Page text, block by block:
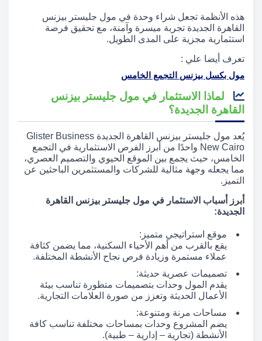
هذه الأنظمة تجعل شراء وحدة في مول جليستر بيزنس
القاهرة الجديدة تجربة ميسرة وآمنة، مع تحقيق فرصة
استثمارية مجزية على المدى الطويل.
تعرف أيضا علي :
مول بكسل بيزنس التجمع الخامس
لماذا الاستثمار في مول جليستر بيزنس
القاهرة الجديدة؟
يُعد مول جليستر بيزنس القاهرة الجديدة Glister Business
New Cairo واحدًا من أبرز الفرص الاستثمارية في التجمع
الخامس، حيث يجمع بين الموقع الحيوي والتصميم العصري،
مما يجعله وجهة مثالية للشركات والمستثمرين الباحثين عن
التميز.
أبرز أسباب الاستثمار في مول جليستر بيزنس القاهرة
الجديدة:
موقع استراتيجي متميز:
يقع بالقرب من أهم الأحياء السكنية، مما يضمن كثافة
عملاء مستمرة وزيادة فرص نجاح الأنشطة المختلفة.
تصميمات عصرية حديثة:
يقدم المول وحدات بتصميمات متطورة تناسب بيئة
الأعمال الحديثة وتعزز من صورة العلامات التجارية.
مساحات مرنة ومتنوعة:
يضم المشروع وحدات بمساحات مختلفة تناسب كافة
الأنشطة (تجارية – إدارية – طبية).